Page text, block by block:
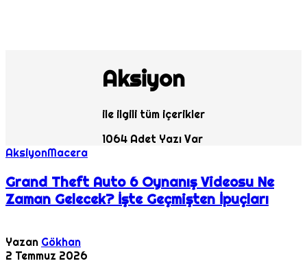
Aksiyon
ile ilgili tüm içerikler
1064 Adet Yazı Var
AksiyonMacera
Grand Theft Auto 6 Oynanış Videosu Ne
Zaman Gelecek? İşte Geçmişten İpuçları
Yazan Gökhan
2 Temmuz 2026